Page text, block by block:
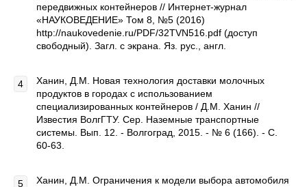
передвижных контейнеров // Интернет-журнал
«НАУКОВЕДЕНИЕ» Том 8, №5 (2016)
http://naukovedenie.ru/PDF/32TVN516.pdf (доступ
свободный). Загл. с экрана. Яз. рус., англ.
Ханин, Д.М. Новая технология доставки молочных
продуктов в городах с использованием
специализированных контейнеров / Д.М. Ханин //
Известия ВолгГТУ. Сер. Наземные транспортные
системы. Вып. 12. - Волгоград, 2015. - № 6 (166). - C.
60-63.
Ханин, Д.М. Ограничения к модели выбора автомобиля